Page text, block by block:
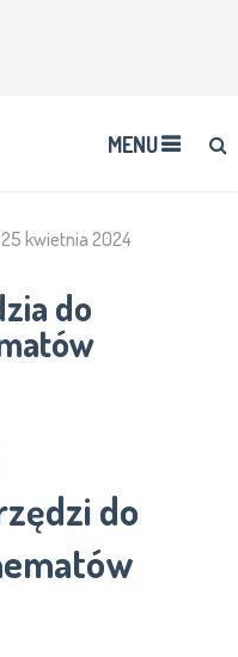
MENU
25 kwietnia 2024
do
do